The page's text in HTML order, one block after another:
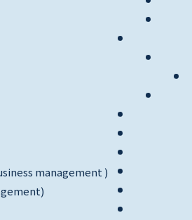
management )